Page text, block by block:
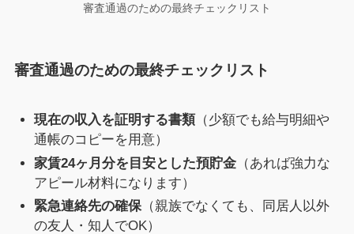
審査通過のための最終チェックリスト
審査通過のための最終チェックリスト
現在の収入を証明する書類 （少額でも給与明細や
通帳のコピーを用意）
家賃24ヶ月分を目安とした預貯金 （あれば強力な
アピール材料になります）
緊急連絡先の確保 （親族でなくても、同居人以外
の友人・知人でOK）